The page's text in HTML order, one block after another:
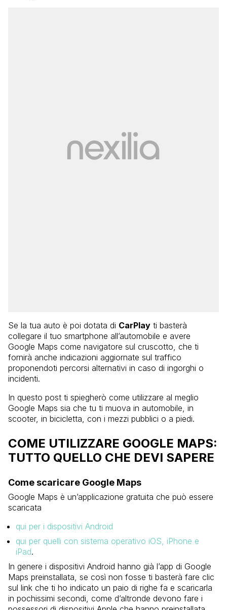
Se la tua auto è poi dotata di CarPlay ti basterà
collegare il tuo smartphone all’automobile e avere
Google Maps come navigatore sul cruscotto, che ti
fornirà anche indicazioni aggiornate sul traffico
proponendoti percorsi alternativi in caso di ingorghi o
incidenti.
In questo post ti spiegherò come utilizzare al meglio
Google Maps sia che tu ti muova in automobile, in
scooter, in bicicletta, con i mezzi pubblici o a piedi.
COME UTILIZZARE GOOGLE MAPS:
TUTTO QUELLO CHE DEVI SAPERE
Come scaricare Google Maps
Google Maps è un’applicazione gratuita che può essere
scaricata
qui per i dispositivi Android
qui per quelli con sistema operativo iOS, iPhone e
iPad.
In genere i dispositivi Android hanno già l’app di Google
Maps preinstallata, se così non fosse ti basterà fare clic
sul link che ti ho indicato un paio di righe fa e scaricarla
in pochissimi secondi, come d’altronde devono fare i